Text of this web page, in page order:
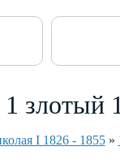
злотый
I 1826 - 1855»